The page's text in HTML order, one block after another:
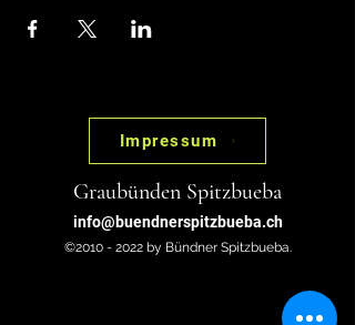
Impressum
Graubünden Spitzbueba
info@buendnerspitzbueba.ch
©2010 - 2022 by Bündner Spitzbueba.